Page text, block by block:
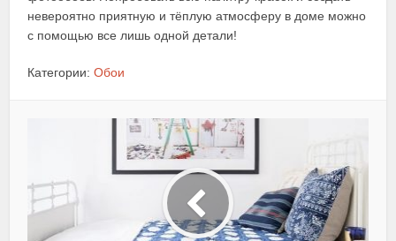
невероятно приятную и тёплую атмосферу в доме можно
с помощью все лишь одной детали!
Категории:Обои